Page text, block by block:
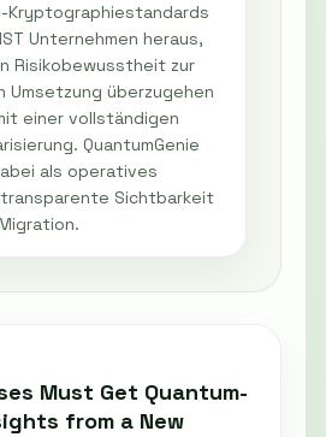
Kryptographiestandards
Unternehmen heraus,
Risikobewusstheit zur
Umsetzung überzugehen
einer vollständigen
QuantumGenie
als operatives
Sichtbarkeit
Must Get Quantum-
from a New